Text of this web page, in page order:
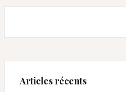
Articles récents